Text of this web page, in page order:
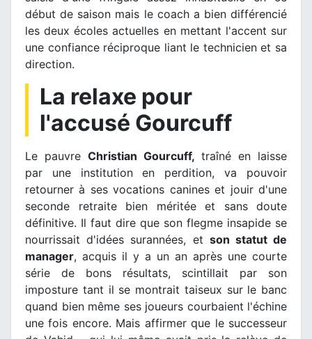
début de saison mais le coach a bien différencié
les deux écoles actuelles en mettant l'accent sur
une confiance réciproque liant le technicien et sa
direction.
La relaxe pour
l'accusé Gourcuff
Le pauvre Christian Gourcuff, traîné en laisse
par une institution en perdition, va pouvoir
retourner à ses vocations canines et jouir d'une
seconde retraite bien méritée et sans doute
définitive. Il faut dire que son flegme insapide se
nourrissait d'idées surannées, et son statut de
manager, acquis il y a un an après une courte
série de bons résultats, scintillait par son
imposture tant il se montrait taiseux sur le banc
quand bien même ses joueurs courbaient l'échine
une fois encore. Mais affirmer que le successeur